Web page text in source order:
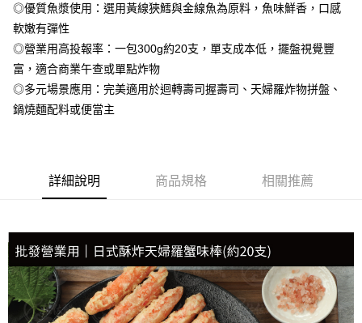
每筆NT$150，滿NT$999(含以上)免運費
冷凍貨到付款
每筆NT$180，滿NT$999(含以上)免運費
◎優質魚漿使用：選用黃線狹鱈與金線魚為原料，魚味鮮香，口感
軟嫩有彈性
◎營業用高投報率：一包300g約20支，單支成本低，擺盤視覺豐
富，適合商業午查或單點炸物
◎多元場景應用：完美適用於迴轉壽司握壽司、天婦羅炸物拼盤、
鍋燒麵配料或便當主
詳細說明 商品規格 相關推薦